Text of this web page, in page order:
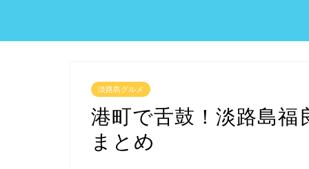
淡路島グルメ
港町で舌鼓！淡路島
まとめ